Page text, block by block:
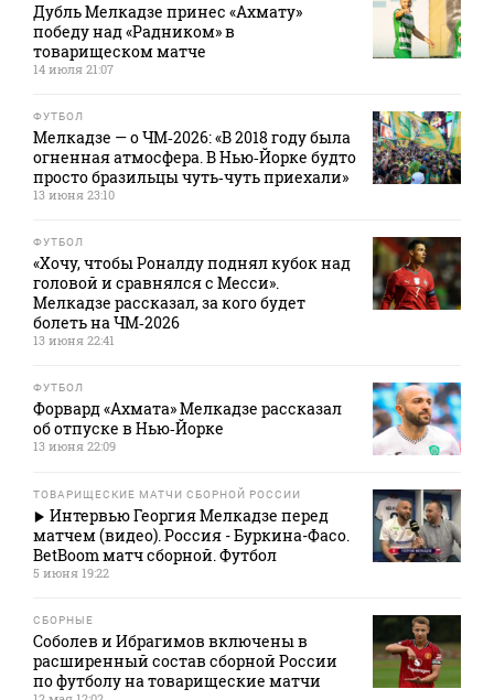
Дубль Мелкадзе принес «Ахмату»
победу над «Радником» в
товарищеском матче
14 июля 21:07
ФУТБОЛ
Мелкадзе — о ЧМ‑2026: «В 2018 году была
огненная атмосфера. В Нью‑Йорке будто
просто бразильцы чуть‑чуть приехали»
13 июня 23:10
ФУТБОЛ
«Хочу, чтобы Роналду поднял кубок над
головой и сравнялся с Месси».
Мелкадзе рассказал, за кого будет
болеть на ЧМ‑2026
13 июня 22:41
ФУТБОЛ
Форвард «Ахмата» Мелкадзе рассказал
об отпуске в Нью‑Йорке
13 июня 22:09
ТОВАРИЩЕСКИЕ МАТЧИ СБОРНОЙ РОССИИ
Интервью Георгия Мелкадзе перед
матчем (видео). Россия - Буркина-Фасо.
BetBoom матч сборной. Футбол
5 июня 19:22
СБОРНЫЕ
Соболев и Ибрагимов включены в
расширенный состав сборной России
по футболу на товарищеские матчи